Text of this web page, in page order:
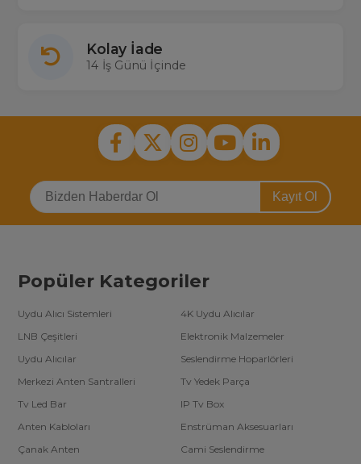
Kolay İade
14 İş Günü İçinde
Kayıt Ol
Popüler Kategoriler
Uydu Alıcı Sistemleri
4K Uydu Alıcılar
LNB Çeşitleri
Elektronik Malzemeler
Uydu Alıcılar
Seslendirme Hoparlörleri
Merkezi Anten Santralleri
Tv Yedek Parça
Tv Led Bar
IP Tv Box
Anten Kabloları
Enstrüman Aksesuarları
Çanak Anten
Cami Seslendirme